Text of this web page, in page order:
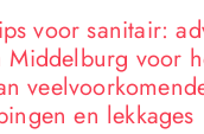
voor sanitair:
Middelburg voor
en lekkages